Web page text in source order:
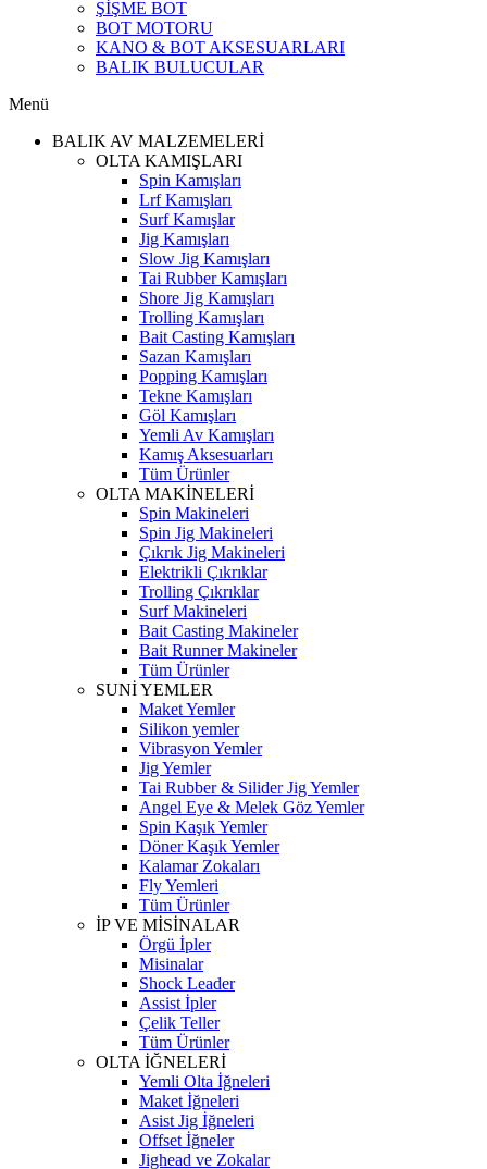
ŞİŞME BOT
BOT MOTORU
KANO & BOT AKSESUARLARI
BALIK BULUCULAR
Menü
BALIK AV MALZEMELERİ
OLTA KAMIŞLARI
Spin Kamışları
Lrf Kamışları
Surf Kamışlar
Jig Kamışları
Slow Jig Kamışları
Tai Rubber Kamışları
Shore Jig Kamışları
Trolling Kamışları
Bait Casting Kamışları
Sazan Kamışları
Popping Kamışları
Tekne Kamışları
Göl Kamışları
Yemli Av Kamışları
Kamış Aksesuarları
Tüm Ürünler
OLTA MAKİNELERİ
Spin Makineleri
Spin Jig Makineleri
Çıkrık Jig Makineleri
Elektrikli Çıkrıklar
Trolling Çıkrıklar
Surf Makineleri
Bait Casting Makineler
Bait Runner Makineler
Tüm Ürünler
SUNİ YEMLER
Maket Yemler
Silikon yemler
Vibrasyon Yemler
Jig Yemler
Tai Rubber & Silider Jig Yemler
Angel Eye & Melek Göz Yemler
Spin Kaşık Yemler
Döner Kaşık Yemler
Kalamar Zokaları
Fly Yemleri
Tüm Ürünler
İP VE MİSİNALAR
Örgü İpler
Misinalar
Shock Leader
Assist İpler
Çelik Teller
Tüm Ürünler
OLTA İĞNELERİ
Yemli Olta İğneleri
Maket İğneleri
Asist Jig İğneleri
Offset İğneler
Jighead ve Zokalar